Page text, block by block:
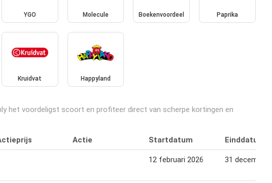
YGO Molecule Boekenvoordeel Paprika
Kruidvat Happyland
het voordeligst scoort en profiteer direct van scherpe kortingen en
Actie Startdatum Einddatum
12 februari 2026 31 december